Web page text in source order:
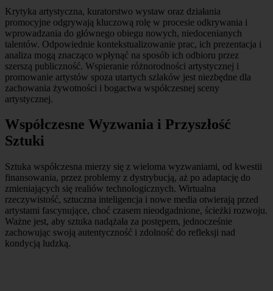
Krytyka artystyczna, kuratorstwo wystaw oraz działania
promocyjne odgrywają kluczową rolę w procesie odkrywania i
wprowadzania do głównego obiegu nowych, niedocenianych
talentów. Odpowiednie kontekstualizowanie prac, ich prezentacja i
analiza mogą znacząco wpłynąć na sposób ich odbioru przez
szerszą publiczność. Wspieranie różnorodności artystycznej i
promowanie artystów spoza utartych szlaków jest niezbędne dla
zachowania żywotności i bogactwa współczesnej sceny
artystycznej.
Współczesne Wyzwania i Przyszłość
Sztuki
Sztuka współczesna mierzy się z wieloma wyzwaniami, od kwestii
finansowania, przez problemy z dystrybucją, aż po adaptację do
zmieniających się realiów technologicznych. Wirtualna
rzeczywistość, sztuczna inteligencja i nowe media otwierają przed
artystami fascynujące, choć czasem nieodgadnione, ścieżki rozwoju.
Ważne jest, aby sztuka nadążała za postępem, jednocześnie
zachowując swoją autentyczność i zdolność do refleksji nad
kondycją ludzką.